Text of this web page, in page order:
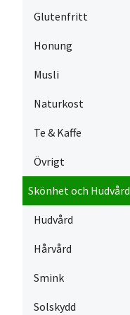
Glutenfritt
Honung
Musli
Naturkost
Te & Kaffe
Övrigt
Skönhet och Hudvård
Hudvård
Hårvård
Smink
Solskydd